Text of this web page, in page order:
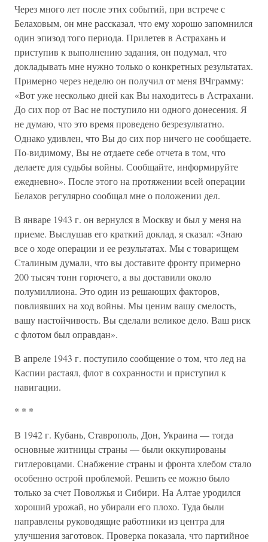
Через много лет после этих событий, при встрече с
Белаховым, он мне рассказал, что ему хорошо запомнился
один эпизод того периода. Прилетев в Астрахань и
приступив к выполнению задания, он подумал, что
докладывать мне нужно только о конкретных результатах.
Примерно через неделю он получил от меня ВЧграмму:
«Вот уже несколько дней как Вы находитесь в Астрахани.
До сих пор от Вас не поступило ни одного донесения. Я
не думаю, что это время проведено безрезультатно.
Однако удивлен, что Вы до сих пор ничего не сообщаете.
По-видимому, Вы не отдаете себе отчета в том, что
делаете для судьбы войны. Сообщайте, информируйте
ежедневно». После этого на протяжении всей операции
Белахов регулярно сообщал мне о положении дел.
В январе 1943 г. он вернулся в Москву и был у меня на
приеме. Выслушав его краткий доклад, я сказал: «Знаю
все о ходе операции и ее результатах. Мы с товарищем
Сталиным думали, что вы доставите фронту примерно
200 тысяч тонн горючего, а вы доставили около
полумиллиона. Это один из решающих факторов,
повлиявших на ход войны. Мы ценим вашу смелость,
вашу настойчивость. Вы сделали великое дело. Ваш риск
с флотом был оправдан».
В апреле 1943 г. поступило сообщение о том, что лед на
Каспии растаял, флот в сохранности и приступил к
навигации.
* * *
В 1942 г. Кубань, Ставрополь, Дон, Украина — тогда
основные житницы страны — были оккупированы
гитлеровцами. Снабжение страны и фронта хлебом стало
особенно острой проблемой. Решить ее можно было
только за счет Поволжья и Сибири. На Алтае уродился
хороший урожай, но убирали его плохо. Туда были
направлены руководящие работники из центра для
улучшения заготовок. Проверка показала, что партийное